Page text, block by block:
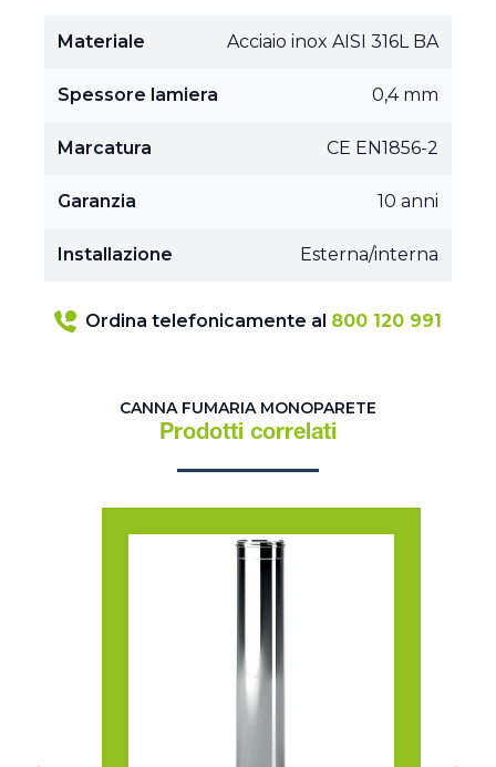
Materiale Acciaio inox AISI 316L BA
Spessore lamiera 0,4 mm
Marcatura CE EN1856-2
Garanzia 10 anni
Installazione Esterna/interna
Ordina telefonicamente al 800 120 991
CANNA FUMARIA MONOPARETE
Prodotti correlati